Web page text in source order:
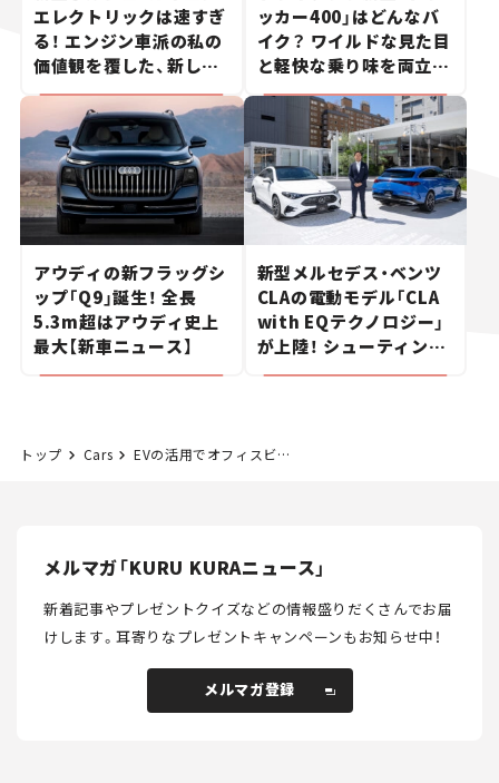
エレクトリックは速すぎ
る！ エンジン車派の私の
価値観を覆した、新しい
ポルシェの走り。
ッカー400」はどんなバ
イク？ ワイルドな見た目
と軽快な乗り味を両立し
た400ccフラットトラッ
カー【試乗レビュー】
アウディの新フラッグシ
ップ「Q9」誕生！ 全長
5.3m超はアウディ史上
最大【新車ニュース】
新型メルセデス・ベンツ
CLAの電動モデル「CLA
with EQテクノロジー」
が上陸！ シューティング
ブレークも発売【新車ニ
トップ Cars EVの活用でオフィスビルの電力コスト削減を狙う
メルマガ「KURU KURAニュース」
新着記事やプレゼントクイズなどの情報盛りだくさんでお届
けします。耳寄りなプレゼントキャンペーンもお知らせ中！
メルマガ登録